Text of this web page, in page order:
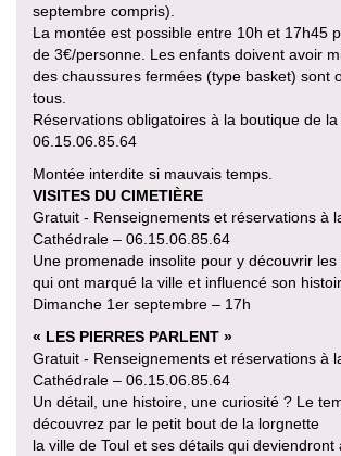
septembre compris).
La montée est possible entre 10h et 17h45
de 3€/personne. Les enfants doivent avoir
des chaussures fermées (type basket) sont
tous.
Réservations obligatoires à la boutique de
06.15.06.85.64
Montée interdite si mauvais temps.
VISITES DU CIMETIÈRE
Gratuit - Renseignements et réservations à
Cathédrale – 06.15.06.85.64
Une promenade insolite pour y découvrir
qui ont marqué la ville et influencé son
Dimanche 1er septembre – 17h
« LES PIERRES PARLENT »
Gratuit - Renseignements et réservations à
Cathédrale – 06.15.06.85.64
Un détail, une histoire, une curiosité ? Le
découvrez par le petit bout de la lorgnette
la ville de Toul et ses détails qui deviendront